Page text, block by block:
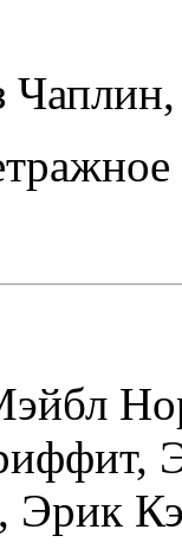
Чаплин
,
, Эрик